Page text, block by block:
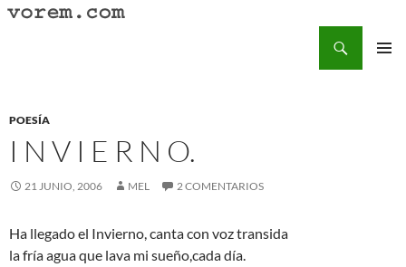
Saltar
POESÍA
I N V I E R N O.
21 JUNIO, 2006 MEL 2 COMENTARIOS
Ha llegado el Invierno, canta con voz transida
la fría agua que lava mi sueño,cada día.